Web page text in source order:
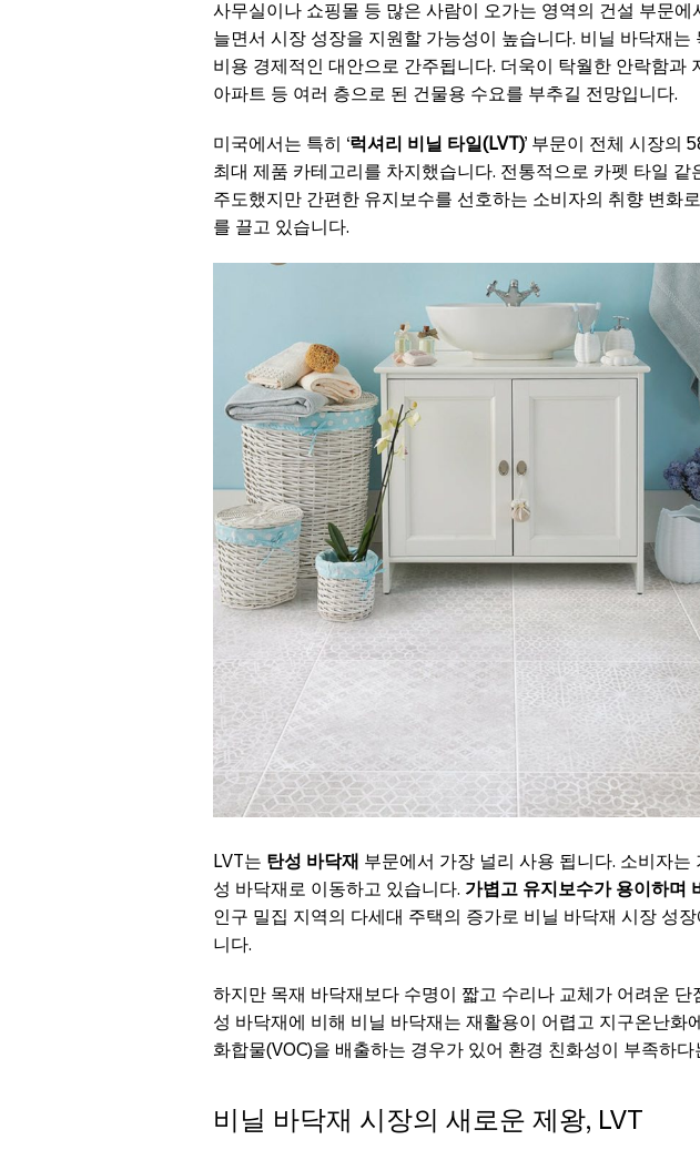
사무실이나 쇼핑몰 등 많은 사람이 오가는 영역의 건설 부문
늘면서 시장 성장을 지원할 가능성이 높습니다. 비닐 바닥재는
비용 경제적인 대안으로 간주됩니다. 더욱이 탁월한 안락함과
아파트 등 여러 층으로 된 건물용 수요를 부추길 전망입니다.
미국에서는 특히 ‘럭셔리 비닐 타일(LVT)’ 부문이 전체 시장의
최대 제품 카테고리를 차지했습니다. 전통적으로 카펫 타일 같
주도했지만 간편한 유지보수를 선호하는 소비자의 취향 변화
를 끌고 있습니다.
LVT는 탄성 바닥재 부문에서 가장 널리 사용 됩니다. 소비자는
성 바닥재로 이동하고 있습니다. 가볍고 유지보수가 용이하며
인구 밀집 지역의 다세대 주택의 증가로 비닐 바닥재 시장 성
니다.
하지만 목재 바닥재보다 수명이 짧고 수리나 교체가 어려운 단
성 바닥재에 비해 비닐 바닥재는 재활용이 어렵고 지구온난화
화합물(VOC)을 배출하는 경우가 있어 환경 친화성이 부족하
비닐 바닥재 시장의 새로운 제왕, LVT